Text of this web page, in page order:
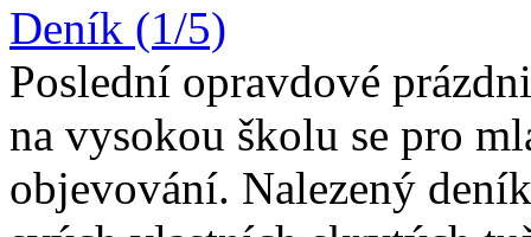
Deník (1/5)
Poslední opravdové
na vysokou školu se pro
objevování. Nalezený